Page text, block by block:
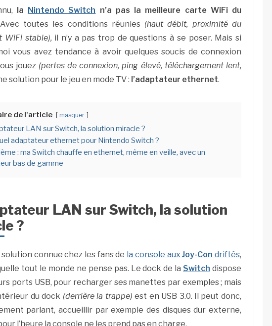
la Nintendo Switch n’a pas la meilleure carte WiFi du
toutes les conditions réunies (haut débit, proximité du
WiFi stable), il n’y a pas trop de questions à se poser. Mais si
vous avez tendance à avoir quelques soucis de connexion
jouez (pertes de connexion, ping élevé, téléchargement lent,
solution pour le jeu en mode TV : l’adaptateur ethernet.
de l'article masquer
LAN sur Switch, la solution miracle ?
adaptateur ethernet pour Nintendo Switch ?
: ma Switch chauffe en ethernet, même en veille, avec un
bas de gamme
LAN sur Switch, la solution
?
solution connue chez les fans de la console aux Joy-Con driftés,
tout le monde ne pense pas. Le dock de la Switch dispose
ports USB, pour recharger ses manettes par exemples ; mais
du dock (derrière la trappe)est en USB 3.0. Il peut donc,
parlant, accueillir par exemple des disques dur externe,
l’heure la console ne les prend pas en charge.